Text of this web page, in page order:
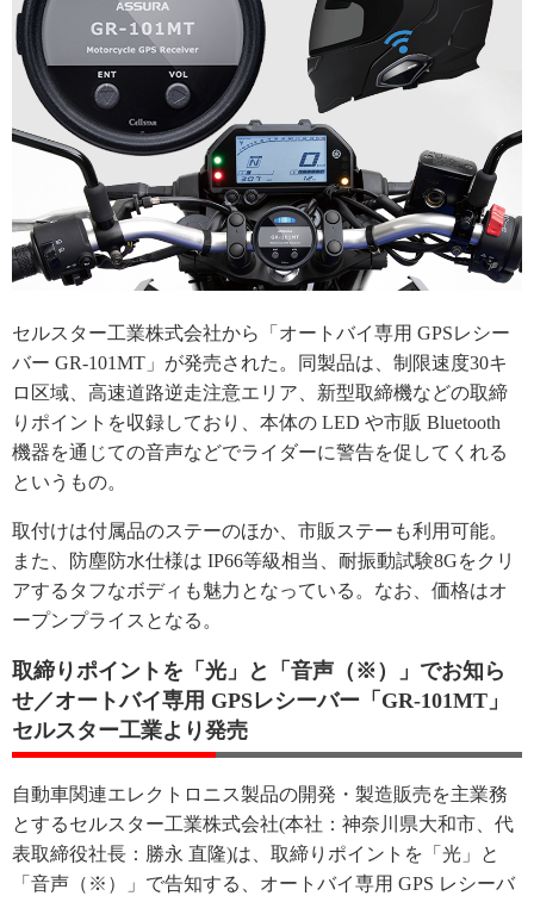
セルスター工業株式会社から「オートバイ専用 GPSレシー
バー GR-101MT」が発売された。同製品は、制限速度30キ
ロ区域、高速道路逆走注意エリア、新型取締機などの取締
りポイントを収録しており、本体の LED や市販 Bluetooth
機器を通じての音声などでライダーに警告を促してくれる
というもの。
取付けは付属品のステーのほか、市販ステーも利用可能。
また、防塵防水仕様は IP66等級相当、耐振動試験8Gをクリ
アするタフなボディも魅力となっている。なお、価格はオ
ープンプライスとなる。
取締りポイントを「光」と「音声（※）」でお知ら
せ／オートバイ専用 GPSレシーバー「GR-101MT」
セルスター工業より発売
自動車関連エレクトロニス製品の開発・製造販売を主業務
とするセルスター工業株式会社(本社：神奈川県大和市、代
表取締役社長：勝永 直隆)は、取締りポイントを「光」と
「音声（※）」で告知する、オートバイ専用 GPS レシーバ